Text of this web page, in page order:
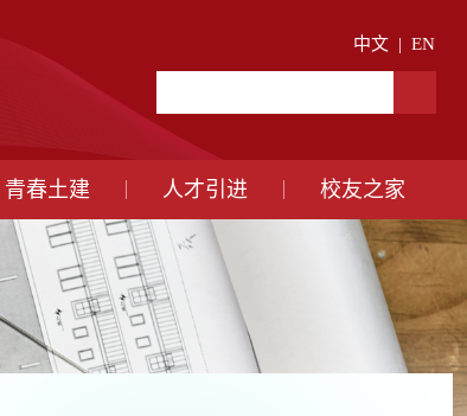
中文 | EN
青春土建 人才引进 校友之家